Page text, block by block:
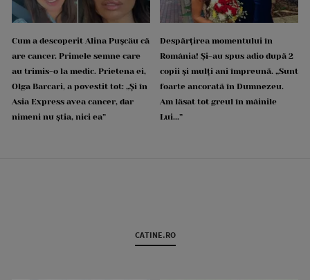
Cum a descoperit Alina Pușcău că
are cancer. Primele semne care
au trimis-o la medic. Prietena ei,
Olga Barcari, a povestit tot: „Și în
Asia Express avea cancer, dar
nimeni nu știa, nici ea”
Despărțirea momentului în
România! Și-au spus adio după 2
copii și mulți ani împreună. „Sunt
foarte ancorată în Dumnezeu.
Am lăsat tot greul în mâinile
Lui...”
CATINE.RO